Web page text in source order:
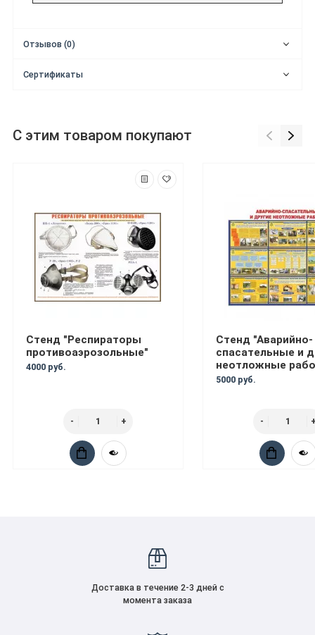
Отзывов (0)
Сертификаты
С этим товаром покупают
Стенд "Респираторы
противоаэрозольные"
4000 руб.
Стенд "Аварийно-
спасательные и
неотложные
5000 руб.
Доставка в течение 2-3 дней с
момента заказа